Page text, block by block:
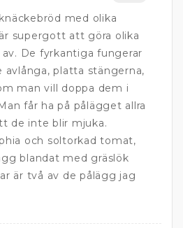
med olika
supergott att göra olika
av. De fyrkantiga fungerar
avlånga, platta stängerna,
man vill doppa dem i
får ha på pålägget allra
de inte blir mjuka.
och soltorkad tomat,
blandat med gräslök
är två av de pålägg jag